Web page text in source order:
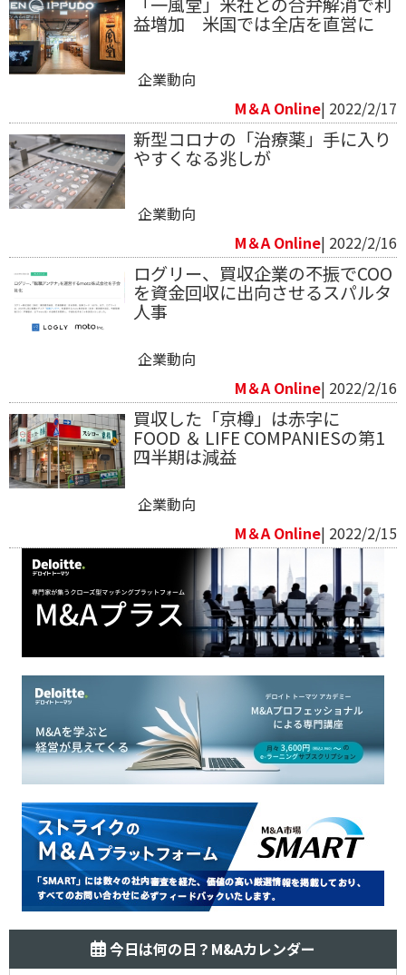
益増加 米国では全店を直営に
企業動向
M＆A Online| 2022/2/17
新型コロナの「治療薬」手に入り
やすくなる兆しが
企業動向
M＆A Online| 2022/2/16
ログリー、買収企業の不振でCOO
を資金回収に出向させるスパルタ
人事
企業動向
M＆A Online| 2022/2/16
買収した「京樽」は赤字に
FOOD ＆ LIFE COMPANIESの第1
四半期は減益
企業動向
M＆A Online| 2022/2/15
今日は何の日？M&Aカレンダー